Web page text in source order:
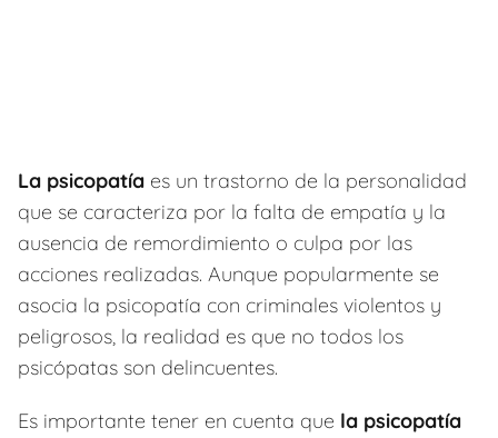
La psicopatía es un trastorno de la personalidad
que se caracteriza por la falta de empatía y la
ausencia de remordimiento o culpa por las
acciones realizadas. Aunque popularmente se
asocia la psicopatía con criminales violentos y
peligrosos, la realidad es que no todos los
psicópatas son delincuentes.
Es importante tener en cuenta que la psicopatía